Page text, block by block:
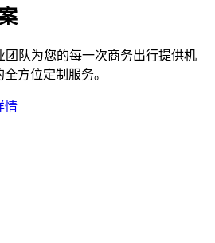
团队为您的每一次商务出行提供机
方位定制服务。
情